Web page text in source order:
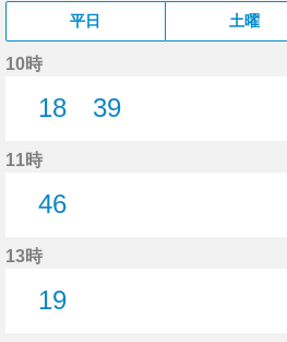
平日 土曜
10時
18
39
11時
46
13時
19